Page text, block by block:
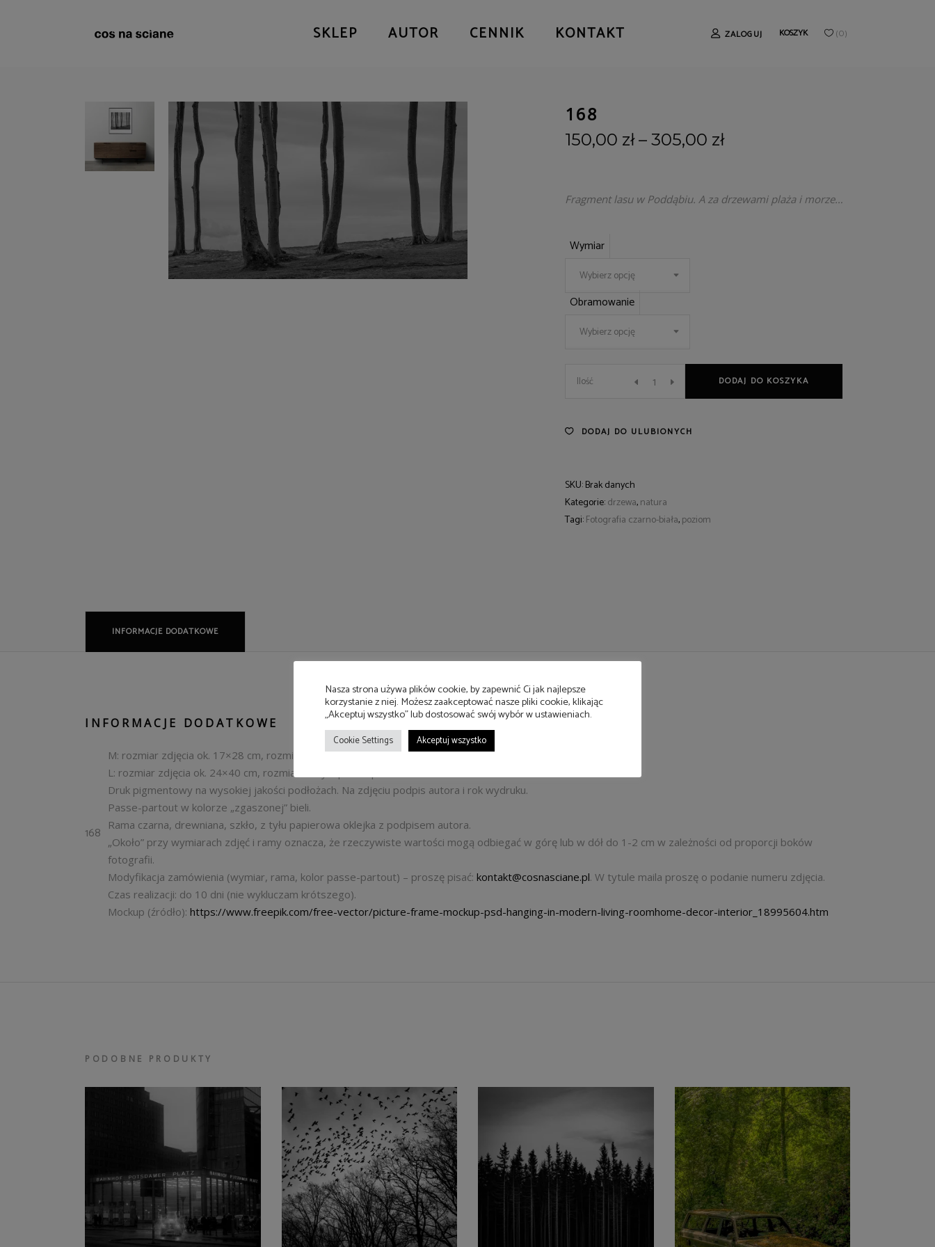
SKLEP AUTOR CENNIK KONTAKT ZALOGUJ KOSZYK (0)
168
150,00 zł– 305,00 zł
Fragment lasu w Poddąbiu. A za drzewami plaża i morze…
Wymiar
Wybierz opcję
Obramowanie
Wybierz opcję
168
Ilość DODAJ DO KOSZYKA
DODAJ DO ULUBIONYCH
SKU:Brak danych
Kategorie:drzewa,natura
Tagi:Fotografia czarno-biała,poziom
INFORMACJE DODATKOWE
INFORMACJE DODATKOWE
168
M: rozmiar zdjęcia ok. 17×28 cm, rozmiar ramy z passe-partout ok. 36×46 cm.
L: rozmiar zdjęcia ok. 24×40 cm, rozmiar ramy z passe-partout ok. 46×56 cm.
Druk pigmentowy na wysokiej jakości podłożach. Na zdjęciu podpis autora i rok wydruku.
Passe-partout w kolorze „zgaszonej” bieli.
Rama czarna, drewniana, szkło, z tyłu papierowa oklejka z podpisem autora.
„Około” przy wymiarach zdjęć i ramy oznacza, że rzeczywiste wartości mogą odbiegać w górę lub w dół do 1-2 cm w zależności od proporcji boków
fotografii.
Modyfikacja zamówienia (wymiar, rama, kolor passe-partout) – proszę pisać: kontakt@cosnasciane.pl. W tytule maila proszę o podanie numeru zdjęcia.
Czas realizacji: do 10 dni (nie wykluczam krótszego).
Mockup (źródło): https://www.freepik.com/free-vector/picture-frame-mockup-psd-hanging-in-modern-living-roomhome-decor-interior_18995604.htm
PODOBNE PRODUKTY
Nasza strona używa plików cookie, by zapewnić Ci jak najlepsze
korzystanie z niej. Możesz zaakceptować nasze pliki cookie, klikając
„Akceptuj wszystko” lub dostosować swój wybór w ustawieniach.
Cookie Settings Akceptuj wszystko